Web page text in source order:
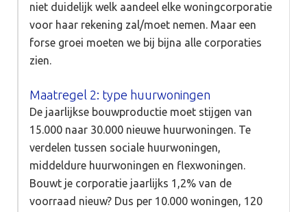
niet duidelijk welk aandeel elke woningcorporatie
voor haar rekening zal/moet nemen. Maar een
forse groei moeten we bij bijna alle corporaties
zien.
Maatregel 2: type huurwoningen
De jaarlijkse bouwproductie moet stijgen van
15.000 naar 30.000 nieuwe huurwoningen. Te
verdelen tussen sociale huurwoningen,
middeldure huurwoningen en flexwoningen.
Bouwt je corporatie jaarlijks 1,2% van de
voorraad nieuw? Dus per 10.000 woningen, 120